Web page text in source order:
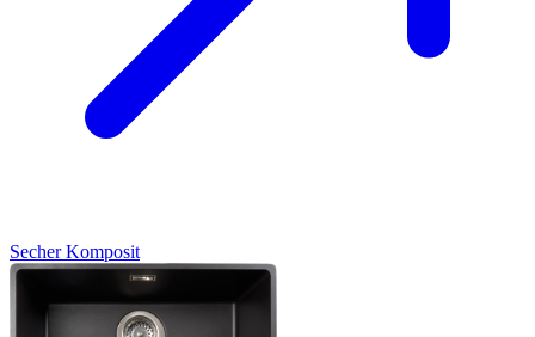
SecherKomposit